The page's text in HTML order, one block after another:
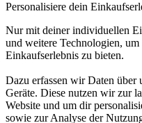
Personalisiere dein
Nur mit deiner individuellen
und weitere Technologien,
Einkaufserlebnis zu bieten.
Dazu erfassen wir Daten über
Geräte. Diese nutzen wir zur
Website und um dir
sowie zur Analyse der